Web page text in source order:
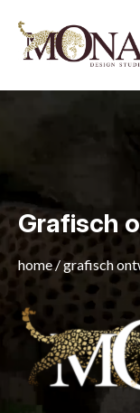
Grafisch
home /grafisch